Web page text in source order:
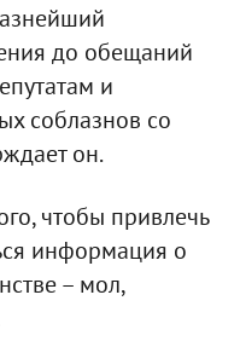
до обещаний
и
соблазнов со
он.
чтобы привлечь
информация о
– мол,